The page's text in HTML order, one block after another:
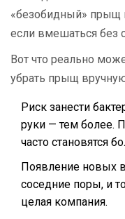
«безобидный» прыщ
если вмешаться без
Вот что реально
убрать прыщ
Риск занести
руки — тем более.
часто становятся
Появление новых
соседние поры, и
целая компания.